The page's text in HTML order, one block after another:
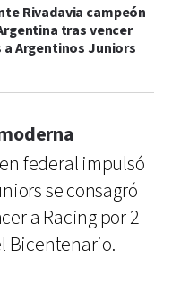
Rivadavia campeón
tras vencer
a Argentinos Juniors
federal impulsó
se consagró
a Racing por 2-
Bicentenario.